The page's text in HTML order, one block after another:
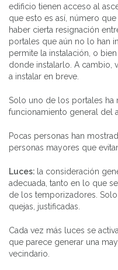
edificio tienen acceso al
que esto es así, número
haber cierta resignación
portales que aún no lo han
permite la instalación, o
donde instalarlo. A cambio,
a instalar en breve.
Solo uno de los portales ha
funcionamiento general del
Pocas personas han
personas mayores que
Luces: la consideración
adecuada, tanto en lo que
de los temporizadores.
quejas, justificadas.
Cada vez más luces se
que parece generar una
vecindario.